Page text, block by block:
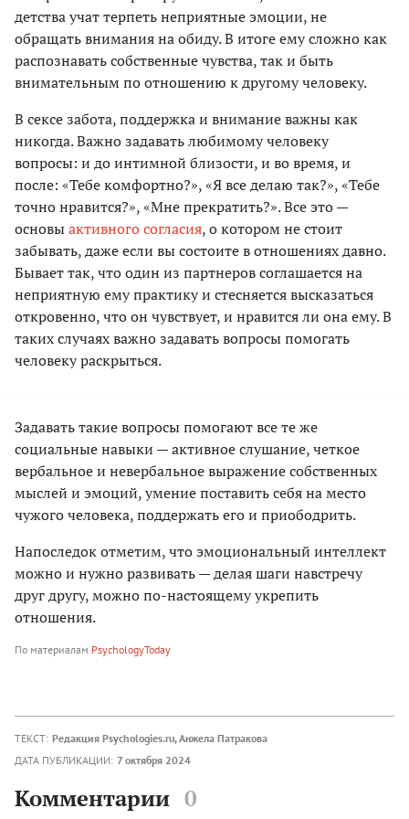
детства учат терпеть неприятные эмоции, не
обращать внимания на обиду. В итоге ему сложно как
распознавать собственные чувства, так и быть
внимательным по отношению к другому человеку.
В сексе забота, поддержка и внимание важны как
никогда. Важно задавать любимому человеку
вопросы: и до интимной близости, и во время, и
после: «Тебе комфортно?», «Я все делаю так?», «Тебе
точно нравится?», «Мне прекратить?». Все это —
основыактивного согласия, о котором не стоит
забывать, даже если вы состоите в отношениях давно.
Бывает так, что один из партнеров соглашается на
неприятную ему практику и стесняется высказаться
откровенно, что он чувствует, и нравится ли она ему. В
таких случаях важно задавать вопросы помогать
человеку раскрыться.
Задавать такие вопросы помогают все те же
социальные навыки — активное слушание, четкое
вербальное и невербальное выражение собственных
мыслей и эмоций, умение поставить себя на место
чужого человека, поддержать его и приободрить.
Напоследок отметим, что эмоциональный интеллект
можно и нужно развивать — делая шаги навстречу
друг другу, можно по-настоящему укрепить
отношения.
По материалам PsychologyToday
ТЕКСТ: Редакция Psychologies.ru,Анжела Патракова
ДАТА ПУБЛИКАЦИИ: 7 октября 2024
Комментарии 0